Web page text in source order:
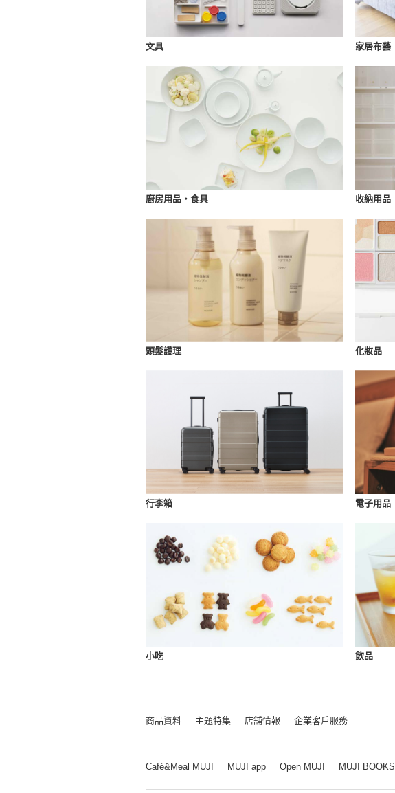
文具 家居布藝
廚房用品・食具 收納用品
頭髮護理 化妝品
行李箱 電子用品
小吃 飲品
商品資料 主題特集 店舗情報 企業客戶服務
Café&Meal MUJI MUJI app Open MUJI MUJI BOOKS